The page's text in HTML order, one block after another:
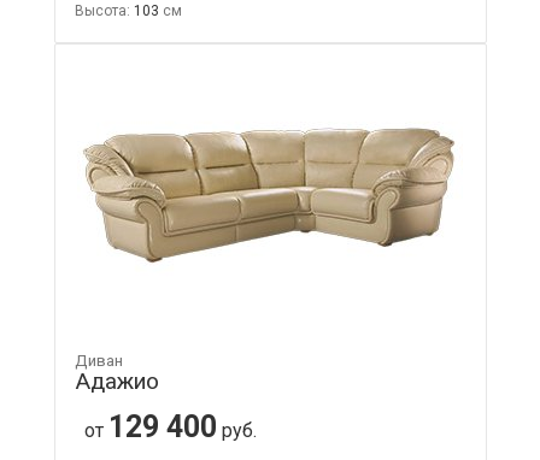
Высота: 103
Диван
Адажио
от 129 400 руб.